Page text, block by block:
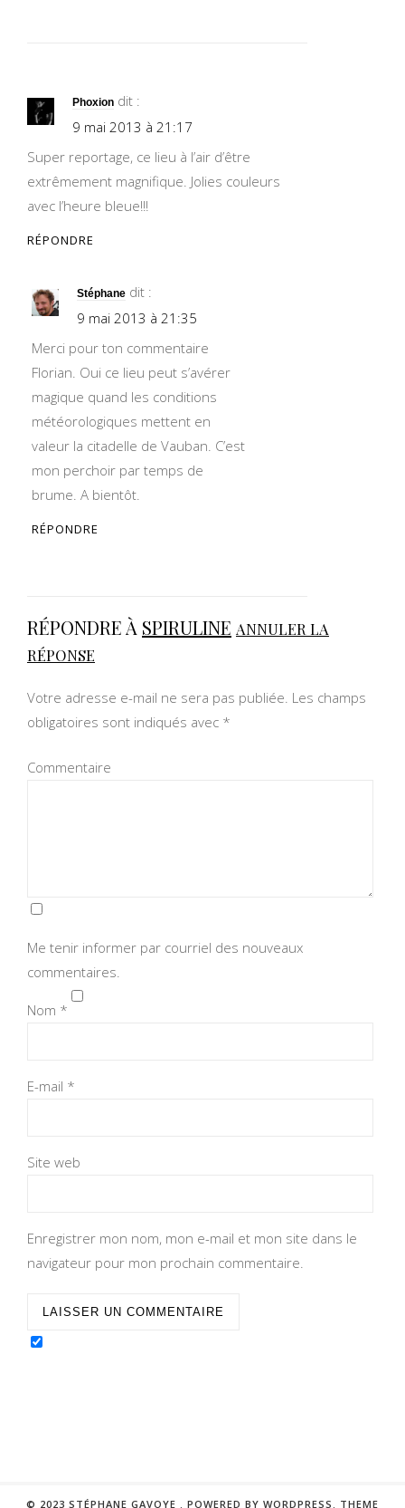
Phoxion dit :
9 mai 2013 à 21:17
Super reportage, ce lieu à l’air d’être
extrêmement magnifique. Jolies couleurs
avec l’heure bleue!!!
RÉPONDRE
Stéphane dit :
9 mai 2013 à 21:35
Merci pour ton commentaire
Florian. Oui ce lieu peut s’avérer
magique quand les conditions
météorologiques mettent en
valeur la citadelle de Vauban. C’est
mon perchoir par temps de
brume. A bientôt.
RÉPONDRE
RÉPONDRE À SPIRULINE ANNULER LA
RÉPONSE
Votre adresse e-mail ne sera pas publiée. Les champs
obligatoires sont indiqués avec *
Commentaire
Me tenir informer par courriel des nouveaux
commentaires.
Nom *
E-mail *
Site web
Enregistrer mon nom, mon e-mail et mon site dans le
navigateur pour mon prochain commentaire.
© 2023 STÉPHANE GAVOYE . POWERED BY WORDPRESS. THEME